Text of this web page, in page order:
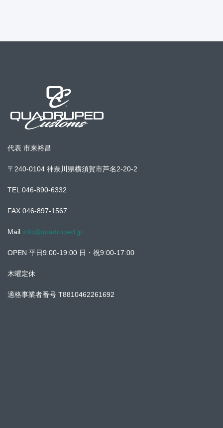
代表 市来裕昌
〒240-0104 神奈川県横須賀市芦名2-20-2
TEL 046-890-6332
FAX 046-897-1567
Mail info@quadruped.jp
OPEN 平日9:00-19:00 日・祝9:00-17:00
木曜定休
適格事業者番号 T8810462261692